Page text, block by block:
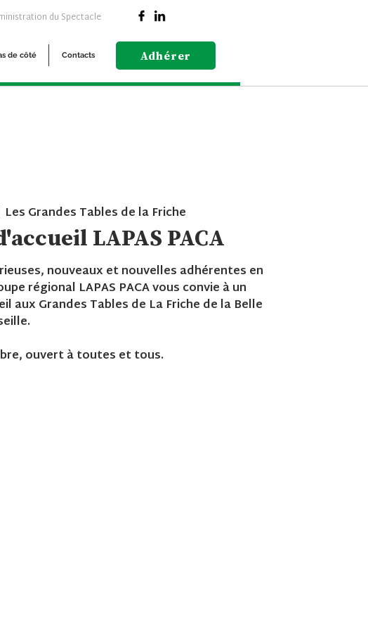
du Spectacle
de côté Contacts Adhérer
Les Grandes Tables de la Friche
LAPAS PACA
nouveaux et nouvelles adhérentes en
régional LAPAS PACA vous convie à un
aux Grandes Tables de La Friche de la Belle
ouvert à toutes et tous.